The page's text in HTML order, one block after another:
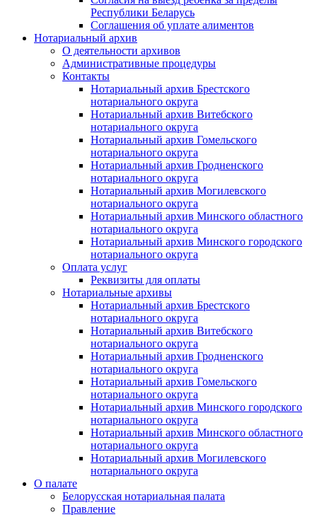
Республики Беларусь
Соглашения об уплате алиментов
Нотариальный архив
О деятельности архивов
Административные процедуры
Контакты
Нотариальный архив Брестского
нотариального округа
Нотариальный архив Витебского
нотариального округа
Нотариальный архив Гомельского
нотариального округа
Нотариальный архив Гродненского
нотариального округа
Нотариальный архив Могилевского
нотариального округа
Нотариальный архив Минского областного
нотариального округа
Нотариальный архив Минского городского
нотариального округа
Оплата услуг
Реквизиты для оплаты
Нотариальные архивы
Нотариальный архив Брестского
нотариального округа
Нотариальный архив Витебского
нотариального округа
Нотариальный архив Гродненского
нотариального округа
Нотариальный архив Гомельского
нотариального округа
Нотариальный архив Минского городского
нотариального округа
Нотариальный архив Минского областного
нотариального округа
Нотариальный архив Могилевского
нотариального округа
О палате
Белорусская нотариальная палата
Правление